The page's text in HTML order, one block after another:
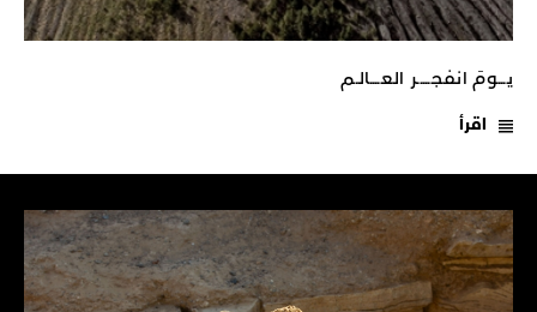
يـــومَ انفجـــــر العــــالـم
اقرأ